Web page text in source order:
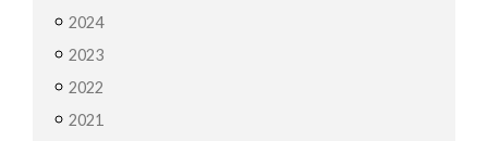
2024
2023
2022
2021